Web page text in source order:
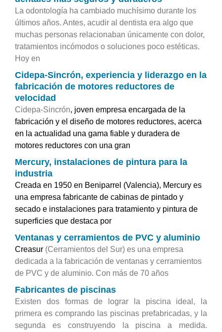
La odontología ha cambiado muchísimo durante los
últimos años. Antes, acudir al dentista era algo que
muchas personas relacionaban únicamente con dolor,
tratamientos incómodos o soluciones poco estéticas.
Hoy en
Cidepa-Sincrón, experiencia y liderazgo en la
fabricación de motores reductores de
velocidad
Cidepa-Sincrón, joven empresa encargada de la
fabricación y el diseño de motores reductores, acerca
en la actualidad una gama fiable y duradera de
motores reductores con una gran
Mercury, instalaciones de pintura para la
industria
Creada en 1950 en Beniparrel (Valencia), Mercury es
una empresa fabricante de cabinas de pintado y
secado e instalaciones para tratamiento y pintura de
superficies que destaca por
Ventanas y cerramientos de PVC y aluminio
Creasur (Cerramientos del Sur) es una empresa
dedicada a la fabricación de ventanas y cerramientos
de PVC y de aluminio. Con más de 70 años
Fabricantes de piscinas
Existen dos formas de lograr la piscina ideal, la
primera es comprando las piscinas prefabricadas, y la
segunda es construyendo la piscina a medida.